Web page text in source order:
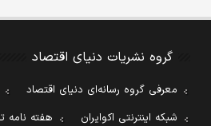
گروه نشریات دنیای اقتصاد
معرفی گروه رسانه‌ای دنیای اقتصاد
شبکه اینترنتی اکوایران
هفته نامه